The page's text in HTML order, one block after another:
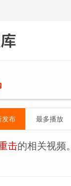
发布 最多播放
击的相关视频。